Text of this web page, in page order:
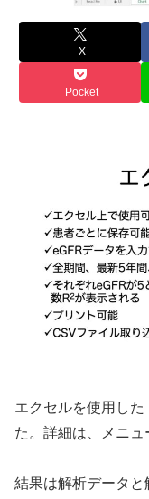
X
Pocket
エクセルを使用し
た。詳細は、メニュ
結果は解析データと